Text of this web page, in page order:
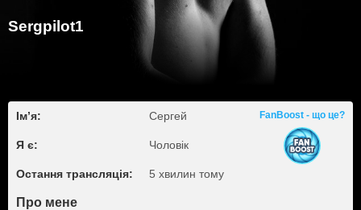
Sergpilot1
Ім’я: Сергей
Я є: Чоловік
Остання трансляція: 5 хвилин тому
FanBoost - що це?
Про мене